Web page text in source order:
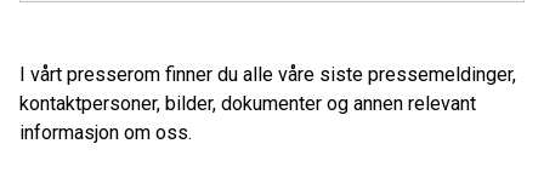
I vårt presserom finner du alle våre siste pressemeldinger,
kontaktpersoner, bilder, dokumenter og annen relevant
informasjon om oss.